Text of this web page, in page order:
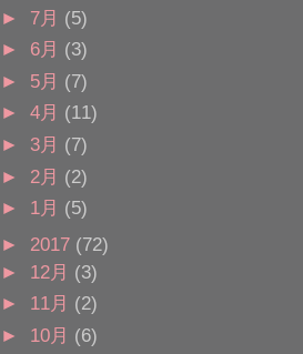
► 7月 (5)
► 6月 (3)
► 5月 (7)
► 4月 (11)
► 3月 (7)
► 2月 (2)
► 1月 (5)
► 2017 (72)
► 12月 (3)
► 11月 (2)
► 10月 (6)